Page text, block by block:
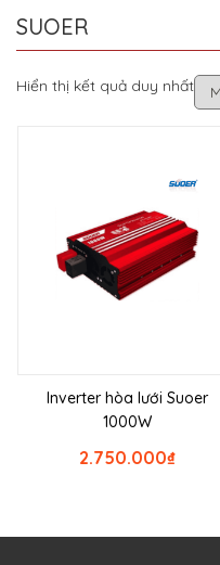
SUOER
Hiển thị kết quả duy nhất
Inverter hòa lưới Suoer
1000W
₫
2.750.000